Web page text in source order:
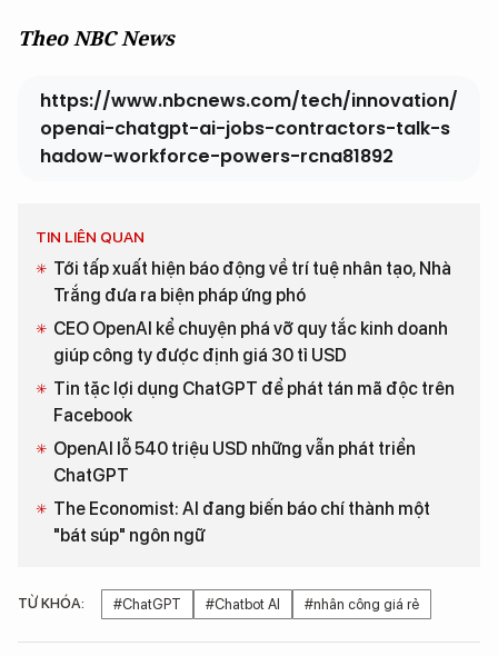
Theo NBC News
https://www.nbcnews.com/tech/innovation/
openai-chatgpt-ai-jobs-contractors-talk-s
hadow-workforce-powers-rcna81892
TIN LIÊN QUAN
Tới tấp xuất hiện báo động về trí tuệ nhân tạo, Nhà
Trắng đưa ra biện pháp ứng phó
CEO OpenAI kể chuyện phá vỡ quy tắc kinh doanh
giúp công ty được định giá 30 tỉ USD
Tin tặc lợi dụng ChatGPT để phát tán mã độc trên
Facebook
OpenAI lỗ 540 triệu USD những vẫn phát triển
ChatGPT
The Economist: AI đang biến báo chí thành một
"bát súp" ngôn ngữ
TỪ KHÓA: #ChatGPT #Chatbot AI #nhân công giá rẻ